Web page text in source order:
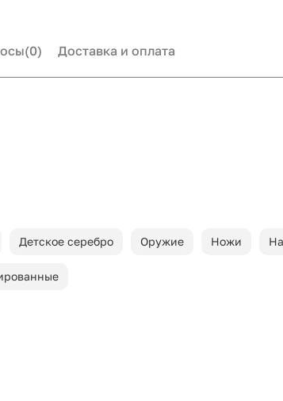
(0) Доставка и оплата
Детское серебро Оружие Ножи